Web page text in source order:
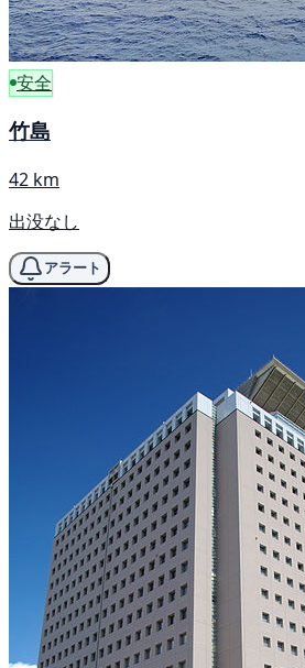
安全
竹島
42 km
出没なし
アラート